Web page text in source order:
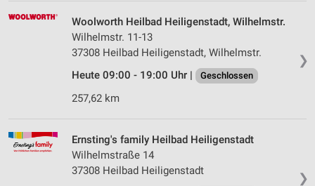
❯
Woolworth Heilbad Heiligenstadt, Wilhelmstr.
Wilhelmstr. 11-13
37308 Heilbad Heiligenstadt, Wilhelmstr.
Heute 09:00 - 19:00 Uhr |
Geschlossen
257,62 km
❯
Ernsting's family Heilbad Heiligenstadt
Wilhelmstraße 14
37308 Heilbad Heiligenstadt